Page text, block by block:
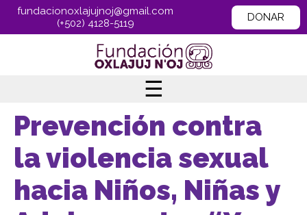
fundacionoxlajujnoj@gmail.com
(+502) 4128-5119
DONAR
☰
Prevención contra
la violencia sexual
hacia Niños, Niñas y